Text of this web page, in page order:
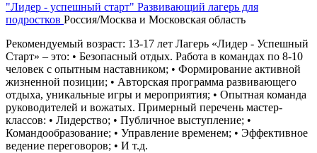
"Лидер - успешный старт" Развивающий лагерь для
подростков Россия/Москва и Московская область
Рекомендуемый возраст: 13-17 лет Лагерь «Лидер - Успешный
Старт» – это: • Безопасный отдых. Работа в командах по 8-10
человек с опытным наставником; • Формирование активной
жизненной позиции; • Авторская программа развивающего
отдыха, уникальные игры и мероприятия; • Опытная команда
руководителей и вожатых. Примерный перечень мастер-
классов: • Лидерство; • Публичное выступление; •
Командообразование; • Управление временем; • Эффективное
ведение переговоров; • И т.д.